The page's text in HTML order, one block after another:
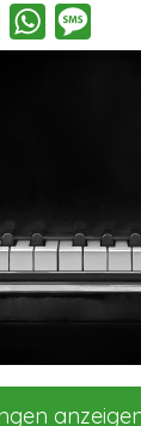
Email WhatsApp